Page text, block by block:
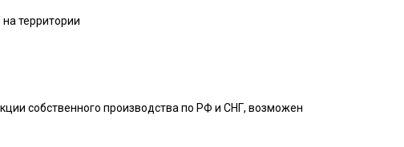
территории
собственного производства по РФ и СНГ, возможен